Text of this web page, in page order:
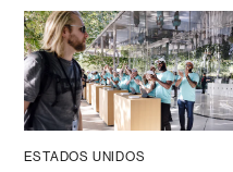
ESTADOS UNIDOS